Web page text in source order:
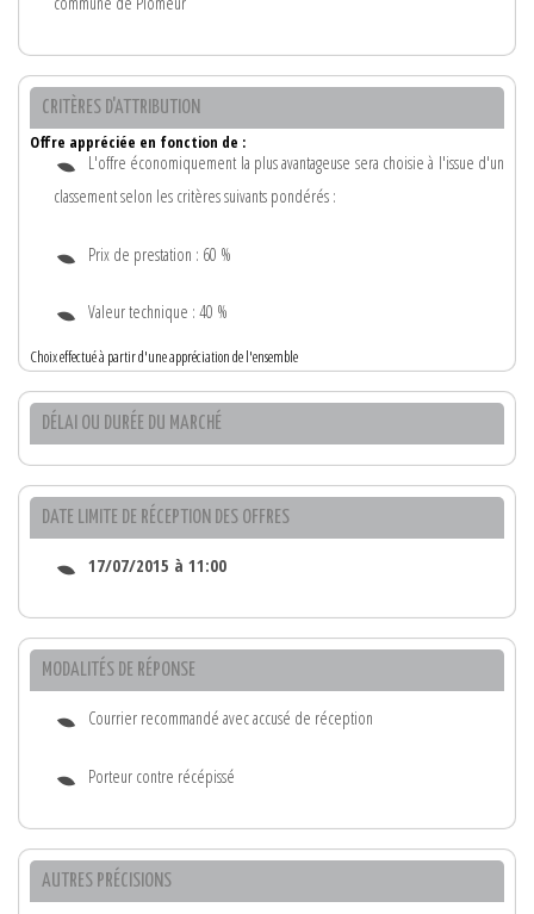
CRITÈRES D'ATTRIBUTION
Offre appréciée en fonction de :
L'offre économiquement la plus avantageuse sera choisie à l'issue d'un
classement selon les critères suivants pondérés :
Prix de prestation : 60 %
Valeur technique : 40 %
Choix effectué à partir d'une appréciation de l'ensemble
DÉLAI OU DURÉE DU MARCHÉ
DATE LIMITE DE RÉCEPTION DES OFFRES
17/07/2015 à 11:00
MODALITÉS DE RÉPONSE
Courrier recommandé avec accusé de réception
Porteur contre récépissé
AUTRES PRÉCISIONS